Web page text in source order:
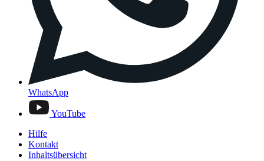
WhatsApp
YouTube
Hilfe
Kontakt
Inhaltsübersicht